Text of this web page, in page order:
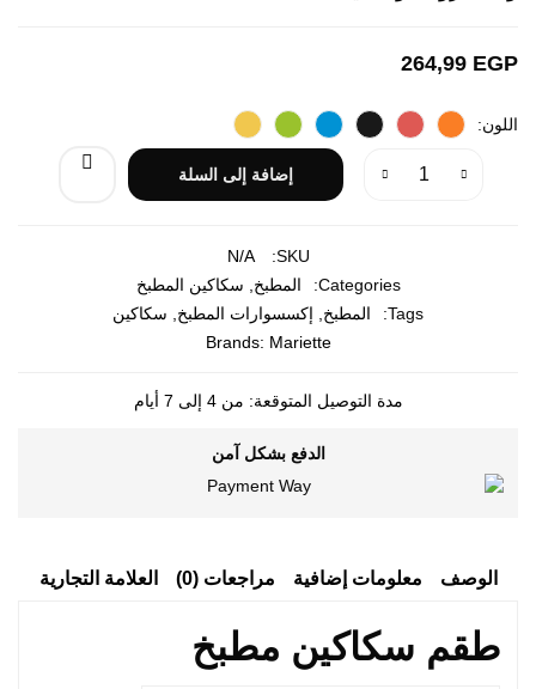
264,99 EGP
اللون
إضافة إلى السلة
SKU:
N/A
Categories:
المطبخ, سكاكين المطبخ
Tags:
المطبخ, إكسسوارات المطبخ, سكاكين
Brands: Mariette
مدة التوصيل المتوقعة: من 4 إلى 7 أيام
الدفع بشكل آمن
الوصف معلومات إضافية مراجعات (0) العلامة التجارية
طقم سكاكين مطبخ